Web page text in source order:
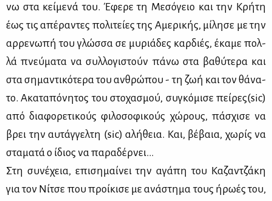
νω στα κεί­με­νά του. Έφε­ρε τη Με­σό­γειο και την Κρή­τη
έως τις απέ­ρα­ντες πο­λι­τεί­ες της Αμε­ρι­κής, μί­λη­σε με την
αρ­ρε­νω­πή του γλώσ­σα σε μυ­ριά­δες καρ­διές, έκα­με πολ­
λά πνεύ­μα­τα να συλ­λο­γι­στούν πά­νω στα βα­θύ­τε­ρα και
στα ση­μα­ντι­κό­τε­ρα του αν­θρώ­που - τη ζωή και τον θά­να­
το. Ακα­τα­πό­νη­τος του στο­χα­σμού, συ­γκό­μι­σε πεί­ρες(sic)
από δια­φο­ρε­τι­κούς φι­λο­σο­φι­κούς χώ­ρους, πά­σχι­σε να
βρει την αυ­τάγ­γελ­τη (sic) αλή­θεια. Και, βέ­βαια, χω­ρίς να
στα­μα­τά ο ίδιος να πα­ρα­δέρ­νει…
Στη συ­νέ­χεια, επι­ση­μαί­νει την αγά­πη του Κα­ζαν­τζά­κη
για τον Νί­τσε που προί­κι­σε με ανά­στη­μα τους ήρω­ές του,